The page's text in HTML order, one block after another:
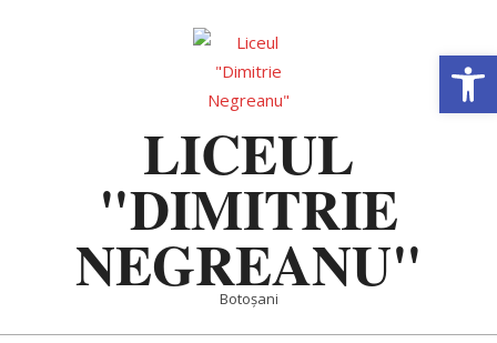
LICEUL
"DIMITRIE
NEGREANU"
Botoșani